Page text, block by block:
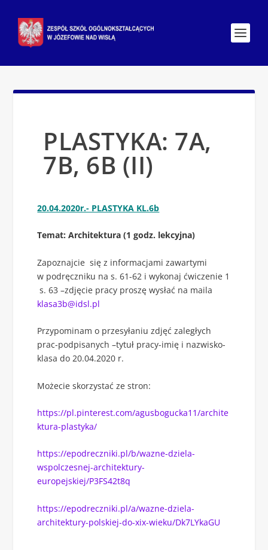
PLASTYKA: 7A,
7B, 6B (II)
20.04.2020r.- PLASTYKA KL.6b
Temat: Architektura (1 godz. lekcyjna)
Zapoznajcie się z informacjami zawartymi
w podręczniku na s. 61-62 i wykonaj ćwiczenie 1
s. 63 –zdjęcie pracy proszę wysłać na maila
klasa3b@idsl.pl
Przypominam o przesyłaniu zdjęć zaległych
prac-podpisanych –tytuł pracy-imię i nazwisko-
klasa do 20.04.2020 r.
Możecie skorzystać ze stron:
https://pl.pinterest.com/agusbogucka11/archite
ktura-plastyka/
https://epodreczniki.pl/b/wazne-dziela-
wspolczesnej-architektury-
europejskiej/P3FS42t8q
https://epodreczniki.pl/a/wazne-dziela-
architektury-polskiej-do-xix-wieku/Dk7LYkaGU